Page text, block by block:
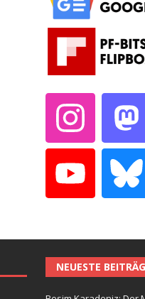
NEUESTE